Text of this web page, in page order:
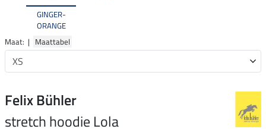
GINGER-
ORANGE
Maat: | Maattabel
Felix Bühler
stretch hoodie Lola